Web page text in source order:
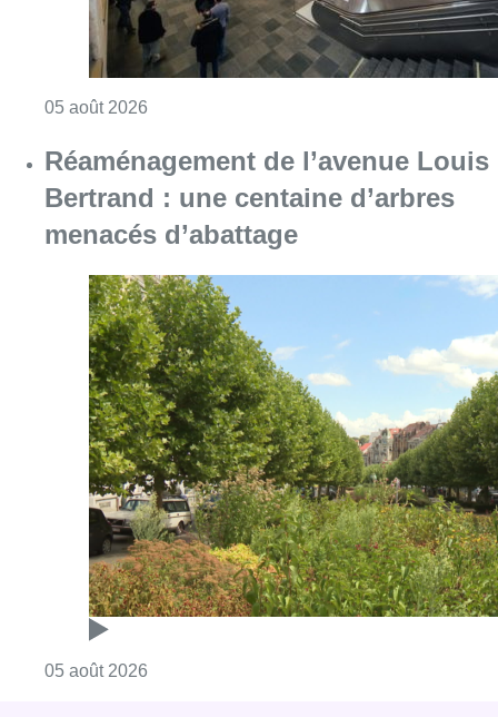
05 août 2026
Réaménagement de l’avenue Louis
Bertrand : une centaine d’arbres
menacés d’abattage
05 août 2026